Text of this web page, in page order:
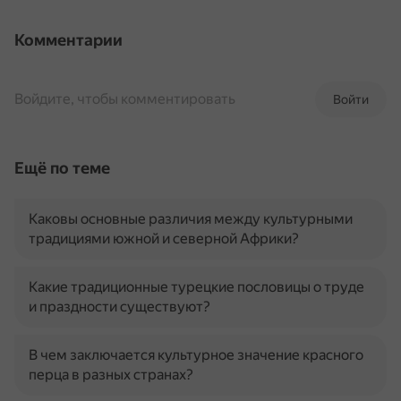
Комментарии
Войти
Войдите, чтобы комментировать
Ещё по теме
Каковы основные различия между культурными
традициями южной и северной Африки?
Какие традиционные турецкие пословицы о труде
и праздности существуют?
В чем заключается культурное значение красного
перца в разных странах?